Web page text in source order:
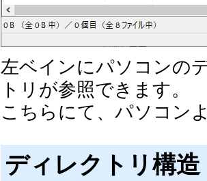
左ベインにパソコンの
トリが参照できます。
こちらにて、パソコン
ディレクトリ構造